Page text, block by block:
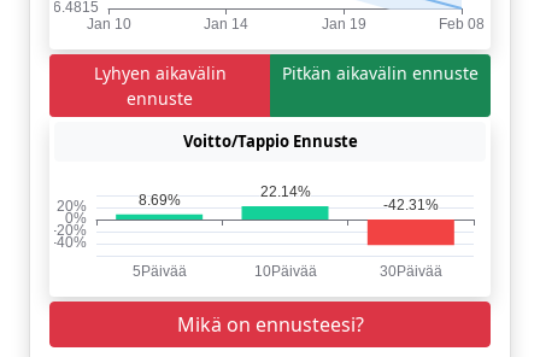
Lyhyen aikavälin
ennuste
Pitkän aikavälin ennuste
Voitto/Tappio Ennuste
Mikä on ennusteesi?